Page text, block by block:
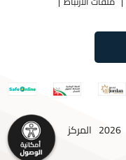
جميع الحقوق محفوظة © 2026 المركز